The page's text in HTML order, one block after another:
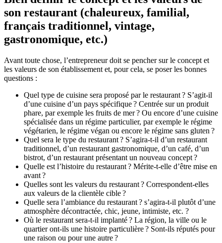
son restaurant (chaleureux, familial,
français traditionnel, vintage,
gastronomique, etc.)
Avant toute chose, l’entrepreneur doit se pencher sur le concept et
les valeurs de son établissement et, pour cela, se poser les bonnes
questions :
Quel type de cuisine sera proposé par le restaurant ? S’agit-il
d’une cuisine d’un pays spécifique ? Centrée sur un produit
phare, par exemple les fruits de mer ? Ou encore d’une cuisine
spécialisée dans un régime particulier, par exemple le régime
végétarien, le régime végan ou encore le régime sans gluten ?
Quel sera le type du restaurant ? S’agira-t-il d’un restaurant
traditionnel, d’un restaurant gastronomique, d’un café, d’un
bistrot, d’un restaurant présentant un nouveau concept ?
Quelle est l’histoire du restaurant ? Mérite-t-elle d’être mise en
avant ?
Quelles sont les valeurs du restaurant ? Correspondent-elles
aux valeurs de la clientèle cible ?
Quelle sera l’ambiance du restaurant ? s’agira-t-il plutôt d’une
atmosphère décontractée, chic, jeune, intimiste, etc. ?
Où le restaurant sera-t-il implanté ? La région, la ville ou le
quartier ont-ils une histoire particulière ? Sont-ils réputés pour
une raison ou pour une autre ?